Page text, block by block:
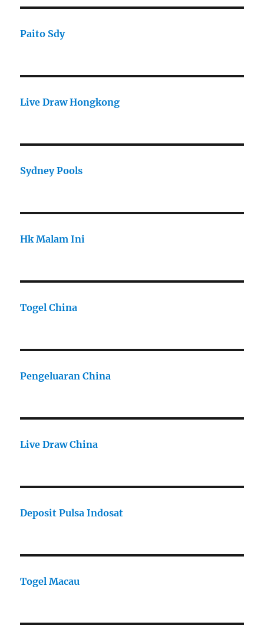
Paito Sdy
Live Draw Hongkong
Sydney Pools
Hk Malam Ini
Togel China
Pengeluaran China
Live Draw China
Deposit Pulsa Indosat
Togel Macau